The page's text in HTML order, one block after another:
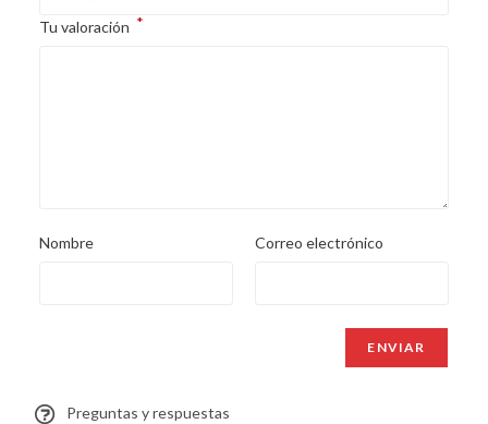
Tu valoración *
Nombre Correo electrónico
Preguntas y respuestas